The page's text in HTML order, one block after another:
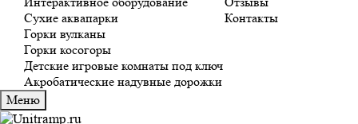
Сухие аквапарки
Горки вулканы
Горки косогоры
Детские игровые комнаты под ключ
Акробатические надувные дорожки
Контакты
Меню